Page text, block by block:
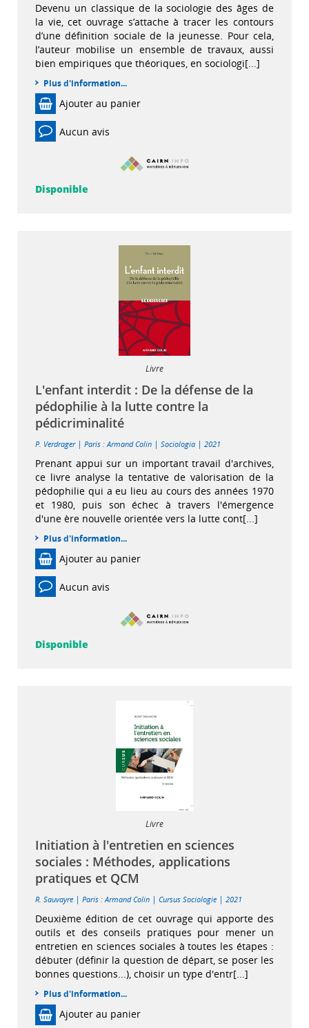
Devenu un classique de la sociologie des âges de
la vie, cet ouvrage s’attache à tracer les contours
d’une définition sociale de la jeunesse. Pour cela,
l’auteur mobilise un ensemble de travaux, aussi
bien empiriques que théoriques, en sociologi[...]
Plus d'information...
Ajouter au panier
Aucun avis
Disponible
Livre
L'enfant interdit : De la défense de la
pédophilie à la lutte contre la
pédicriminalité
P. Verdrager | Paris : Armand Colin | Sociologia | 2021
Prenant appui sur un important travail d'archives,
ce livre analyse la tentative de valorisation de la
pédophilie qui a eu lieu au cours des années 1970
et 1980, puis son échec à travers l'émergence
d'une ère nouvelle orientée vers la lutte cont[...]
Plus d'information...
Ajouter au panier
Aucun avis
Disponible
Livre
Initiation à l'entretien en sciences
sociales : Méthodes, applications
pratiques et QCM
R. Sauvayre | Paris : Armand Colin | Cursus Sociologie | 2021
Deuxième édition de cet ouvrage qui apporte des
outils et des conseils pratiques pour mener un
entretien en sciences sociales à toutes les étapes :
débuter (définir la question de départ, se poser les
bonnes questions...), choisir un type d'entr[...]
Plus d'information...
Ajouter au panier